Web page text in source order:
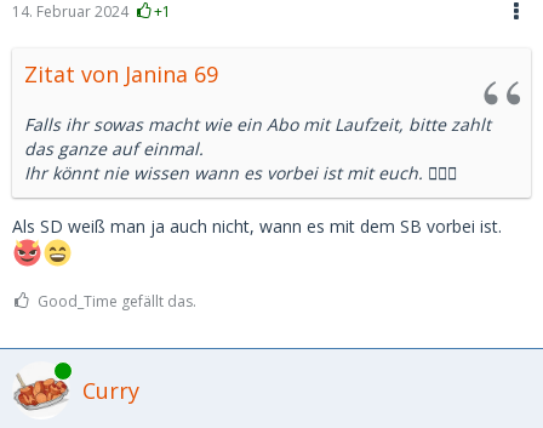
14. Februar 2024 +1
Zitat von Janina 69
Falls ihr sowas macht wie ein Abo mit Laufzeit, bitte zahlt
das ganze auf einmal.
Ihr könnt nie wissen wann es vorbei ist mit euch. 🤷🏻‍♀️
Als SD weiß man ja auch nicht, wann es mit dem SB vorbei ist.
Good_Time gefällt das.
Online
Curry